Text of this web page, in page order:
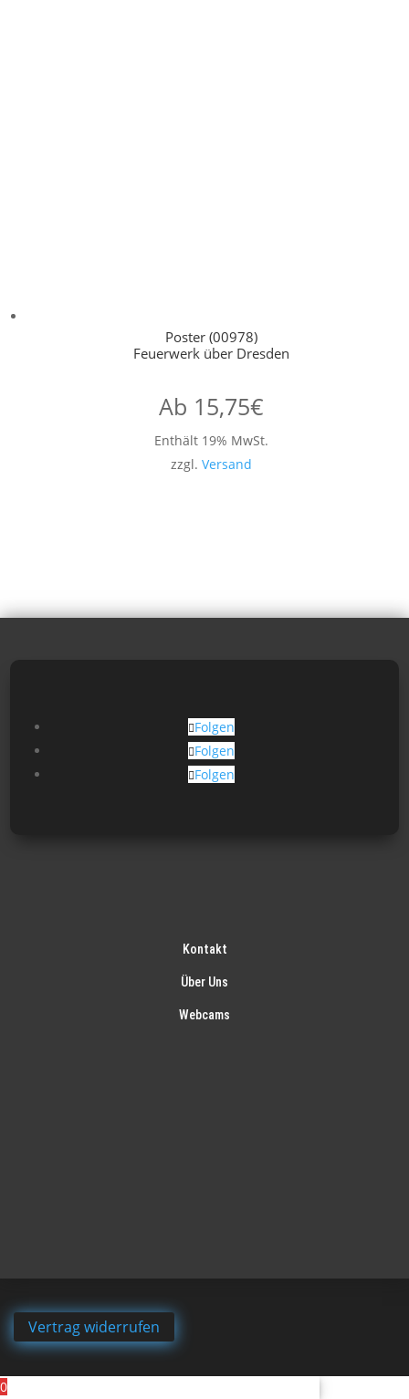
Poster (00978)
Feuerwerk über Dresden
Ab 15,75€
Enthält 19% MwSt.
zzgl. Versand
Folgen
Folgen
Folgen
Kontakt
Über Uns
Webcams
Vertrag widerrufen
0